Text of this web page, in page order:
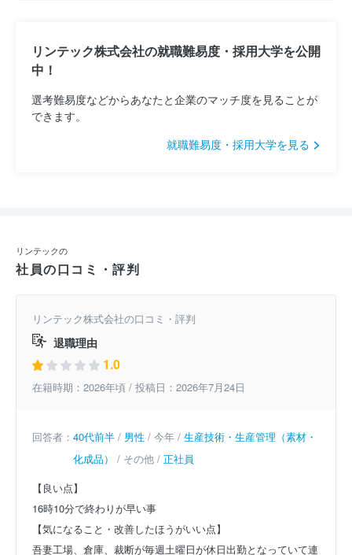
リンテック株式会社の就職難易度・採用大学を公開
中！
選考難易度などからあなたと企業のマッチ度を見ることが
できます。
就職難易度・採用大学を見る
リンテックの
社員の口コミ・評判
リンテック株式会社の口コミ・評判
退職理由
1.0
在籍時期：2026年頃 / 投稿日：2026年7月24日
回答者： 40代前半 / 男性 / 今年 / 生産技術・生産管理（素材・
化成品）
/ その他 / 正社員
【良い点】
16時10分で終わりが早い事
【気になること・改善したほうがいい点】
吾妻工場、倉庫、裁断が毎週土曜日が休日出勤となっていて連